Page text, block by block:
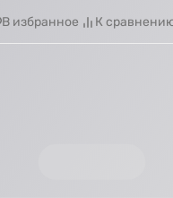
В избранное К